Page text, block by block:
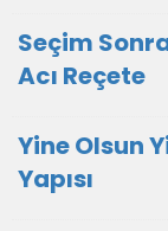
Seçim
Acı Reçete
Yine Olsun
Yapısı